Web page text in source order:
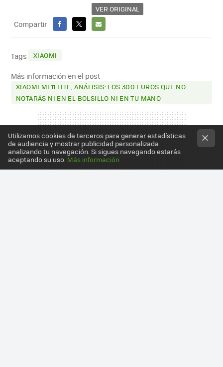
VER ORIGINAL
Compartir
FACEBOOK
X
E-
Tags XIAOMI
Más información en el post
XIAOMI MI 11 LITE, ANÁLISIS: LOS 300 EUROS QUE NO
NOTARÁS NI EN EL BOLSILLO NI EN TU MANO
Utilizamos cookies de terceros para generar estadísticas
de audiencia y mostrar publicidad personalizada
analizando tu navegación. Si sigues navegando estarás
aceptando su uso. Más información